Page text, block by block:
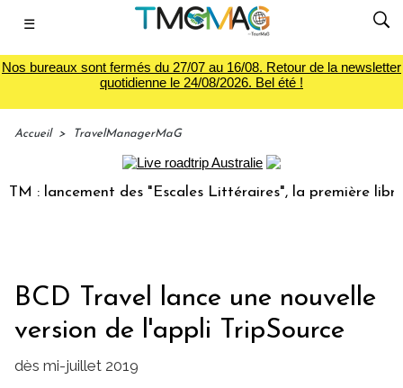
☰
Nos bureaux sont fermés du 27/07 au 16/08. Retour de la newsletter
quotidienne le 24/08/2026. Bel été !
Accueil > TravelManagerMaG
lancement des "Escales Littéraires", la première librairie
BCD Travel lance une nouvelle
version de l'appli TripSource
dès mi-juillet 2019